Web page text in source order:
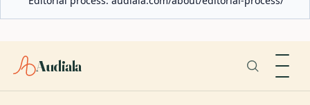
Audiala